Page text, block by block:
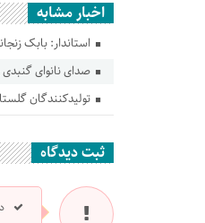
اخبار مشابه
استاندار: بابک زنجانی با ۱۱ هلدینگ اقتصادی پیگیر
صدای نانوای گنبدی
تولیدکنندگان
ثبت دیدگاه